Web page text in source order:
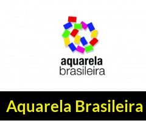
Aquarela Brasileira
Pesquisar
PULAR